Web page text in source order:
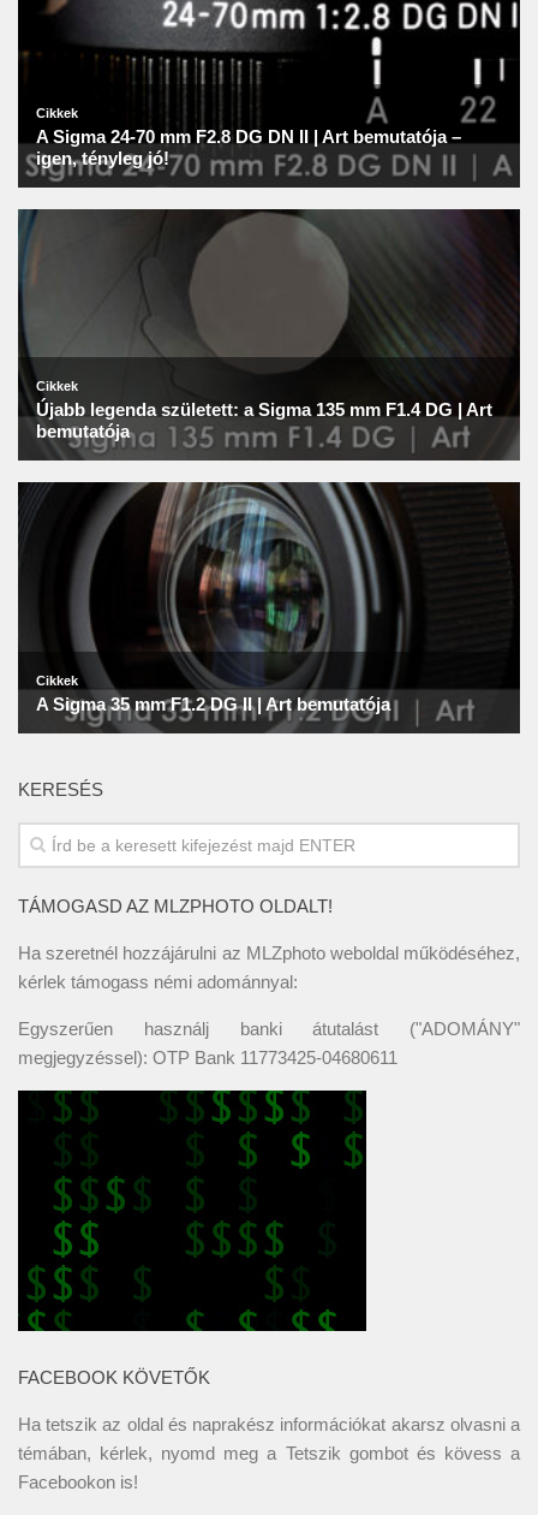
KERESÉS
TÁMOGASD AZ MLZPHOTO OLDALT!
Ha szeretnél hozzájárulni az MLZphoto weboldal működéséhez,
kérlek támogass némi adománnyal:
Egyszerűen használj banki átutalást ("ADOMÁNY"
megjegyzéssel): OTP Bank 11773425-04680611
FACEBOOK KÖVETŐK
Ha tetszik az oldal és naprakész információkat akarsz olvasni a
témában, kérlek, nyomd meg a Tetszik gombot és kövess a
Facebookon is!